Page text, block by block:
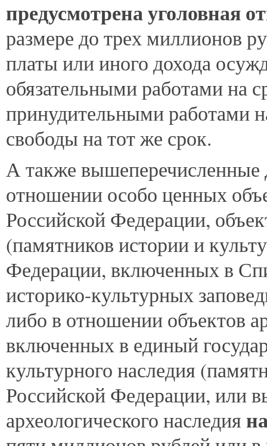
предусмотрена уголовная
размере до трех миллионов
платы или иного дохода
обязательными работами на
принудительными работами
свободы на тот же срок.
А также вышеперечисленные
отношении особо ценных
Российской Федерации,
(памятников истории и
Федерации, включенных в
историко-культурных
либо в отношении объектов
включенных в единый
культурного наследия
Российской Федерации, или
археологического наследия